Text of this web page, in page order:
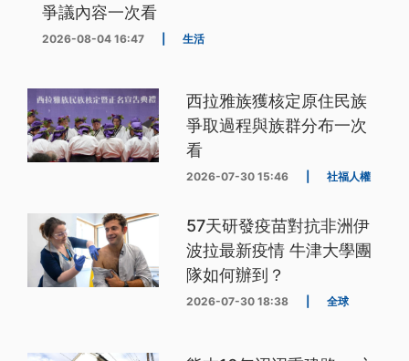
爭議內容一次看
2026-08-04 16:47 生活
西拉雅族獲核定原住民族
爭取過程與族群分布一次
看
2026-07-30 15:46 社福人權
57天研發疫苗對抗非洲伊
波拉最新疫情 牛津大學團
隊如何辦到？
2026-07-30 18:38 全球